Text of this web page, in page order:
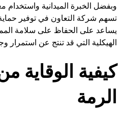
وبفضل الخبرة الميدانية
تسهم شركة التعاون في توفير
يساعد على الحفاظ على سلامة
الهيكلية التي قد تنتج عن
كيفية الوقاية
الرمة